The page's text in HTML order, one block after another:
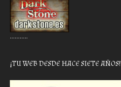
………..
¡TU WEB DESDE HACE SIETE AÑOS!